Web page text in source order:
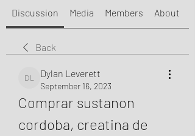
Discussion Media Members About
Back
Dylan Leverett
Dylan Leverett
September 16, 2023
Comprar sustanon
cordoba, creatina de